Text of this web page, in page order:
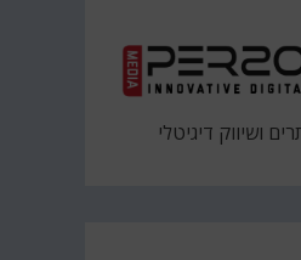
ושיווק דיגיטלי